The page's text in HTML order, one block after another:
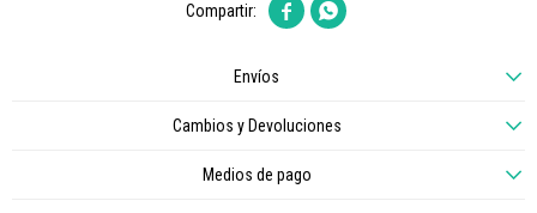
 
Envíos
Cambios y Devoluciones
Medios de pago